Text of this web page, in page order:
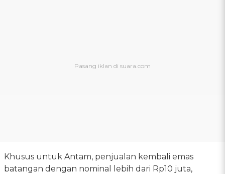
Khusus untuk Antam, penjualan kembali emas
batangan dengan nominal lebih dari Rp10 juta,